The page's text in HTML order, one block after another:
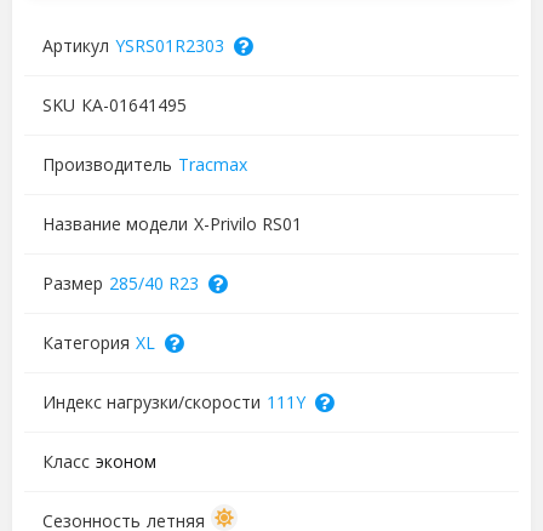
Артикул YSRS01R2303
SKU КА-01641495
Производитель Tracmax
Название модели X-Privilo RS01
Размер 285/40 R23
Категория XL
Индекс нагрузки/скорости 111Y
Класс эконом
Сезонность летняя